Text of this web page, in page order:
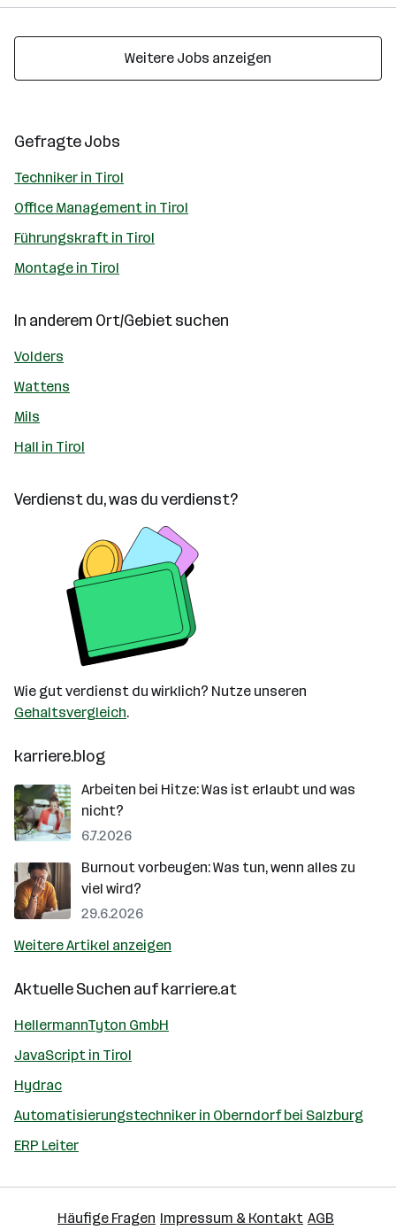
Weitere Jobs anzeigen
Gefragte Jobs
Techniker in Tirol
Office Management in Tirol
Führungskraft in Tirol
Montage in Tirol
In anderem Ort/Gebiet suchen
Volders
Wattens
Mils
Hall in Tirol
Verdienst du, was du verdienst?
Wie gut verdienst du wirklich? Nutze unseren
Gehaltsvergleich.
karriere.blog
Arbeiten bei Hitze: Was ist erlaubt und was
nicht?
6.7.2026
Burnout vorbeugen: Was tun, wenn alles zu
viel wird?
29.6.2026
Weitere Artikel anzeigen
Aktuelle Suchen aufkarriere.at
HellermannTyton GmbH
JavaScript in Tirol
Hydrac
Automatisierungstechniker in Oberndorf bei Salzburg
ERP Leiter
Häufige Fragen Impressum & Kontakt AGB